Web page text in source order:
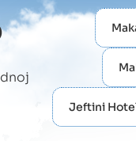
Jeftini